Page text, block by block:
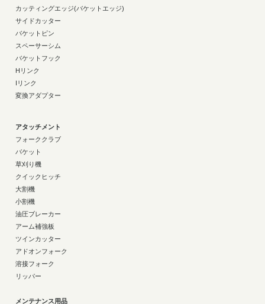
カッティングエッジ(バケットエッジ)
サイドカッター
バケットピン
スペーサーシム
バケットフック
Hリンク
Iリンク
変換アダプター
アタッチメント
フォーククラブ
バケット
草刈り機
クイックヒッチ
大割機
小割機
油圧ブレーカー
アーム補強板
ツインカッター
アドオンフォーク
溶接フォーク
リッパー
メンテナンス用品